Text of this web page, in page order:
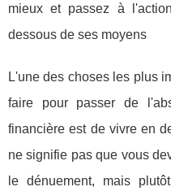
mieux et passez à
dessous de ses moyens
L'une des choses les plus
faire pour passer de
financière est de vivre en
ne signifie pas que vous
le dénuement, mais